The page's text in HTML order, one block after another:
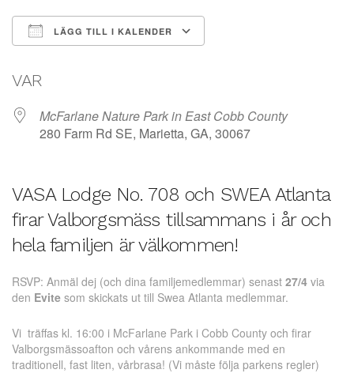
LÄGG TILL I KALENDER
VAR
McFarlane Nature Park in East Cobb County
280 Farm Rd SE, Marietta, GA, 30067
VASA Lodge No. 708 och SWEA Atlanta
firar Valborgsmäss tillsammans i år och
hela familjen är välkommen!
RSVP: Anmäl dej (och dina familjemedlemmar) senast 27/4 via
den Evite som skickats ut till Swea Atlanta medlemmar.
Vi träffas kl. 16:00 i McFarlane Park i Cobb County och firar
Valborgsmässoafton och vårens ankommande med en
traditionell, fast liten, vårbrasa! (Vi måste följa parkens regler)